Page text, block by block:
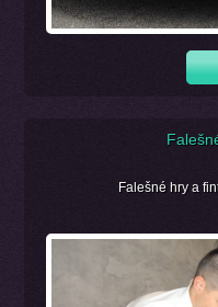
Falešné hry a